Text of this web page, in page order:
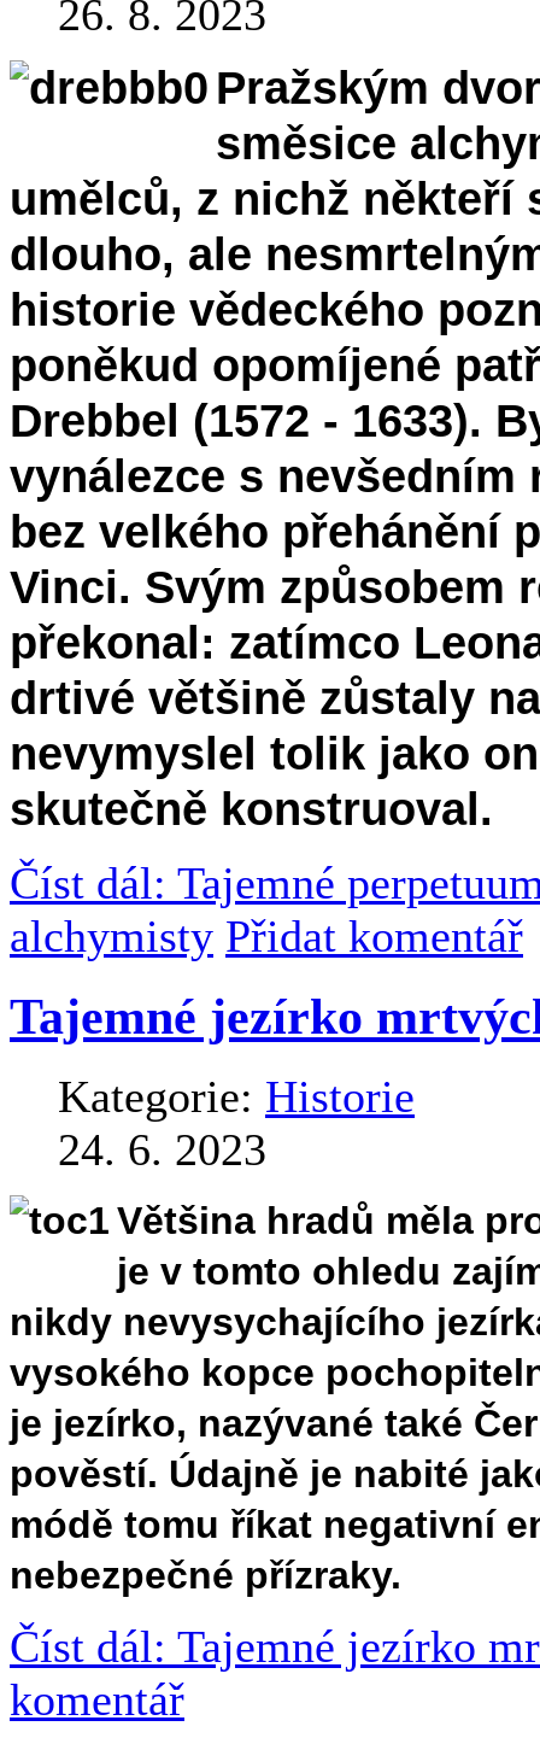
26. 8. 2023
Pražským
směsice
umělců, z nichž někteří
dlouho, ale
historie vědeckého
poněkud opomíjené
Drebbel (1572 - 1633).
vynálezce s nevšedním
bez velkého přehánění
Vinci. Svým způsobem
překonal: zatímco
drtivé většině zůstaly
nevymyslel tolik jako
skutečně konstruoval.
Číst dál: Tajemné
alchymisty Přidat komentář
Tajemné jezírko
Kategorie: Historie
24. 6. 2023
Většina hradů měla
je v tomto ohledu
nikdy nevysychajícího
vysokého kopce
je jezírko, nazývané také
pověstí. Údajně je nabité
módě tomu říkat negativní
nebezpečné přízraky.
Číst dál: Tajemné jezírko
komentář